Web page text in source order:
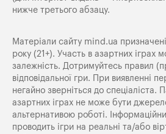
нижче третього абзацу.
Матеріали сайту mind.ua
року (21+). Участь в азартних іграх
залежність. Дотримуйтесь правил
відповідальної гри. При виявленні
негайно зверніться до спеціаліста.
азартних іграх не може бути
альтернативою роботі.
проводить ігри на реальні та/або